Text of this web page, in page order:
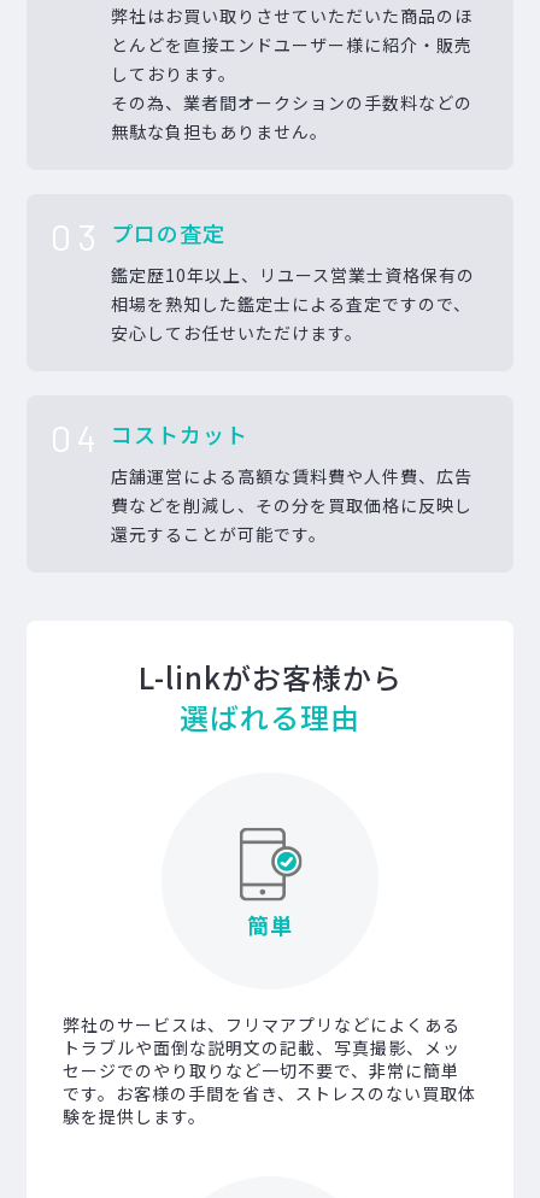
弊社はお買い取りさせていただいた商品のほ
とんどを直接エンドユーザー様に紹介・販売
しております。
その為、業者間オークションの手数料などの
無駄な負担もありません。
03 プロの査定
鑑定歴10年以上、リユース営業士資格保有の
相場を熟知した鑑定士による査定ですので、
安心してお任せいただけます。
04 コストカット
店舗運営による高額な賃料費や人件費、広告
費などを削減し、その分を買取価格に反映し
還元することが可能です。
L-linkがお客様から
選ばれる理由
簡単
弊社のサービスは、フリマアプリなどによくある
トラブルや面倒な説明文の記載、写真撮影、メッ
セージでのやり取りなど一切不要で、非常に簡単
です。お客様の手間を省き、ストレスのない買取体
験を提供します。